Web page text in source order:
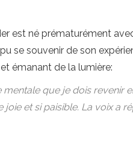
est né prématurément
se souvenir de son
émanant de la lumière:
que je dois revenir
et si paisible. La voix a